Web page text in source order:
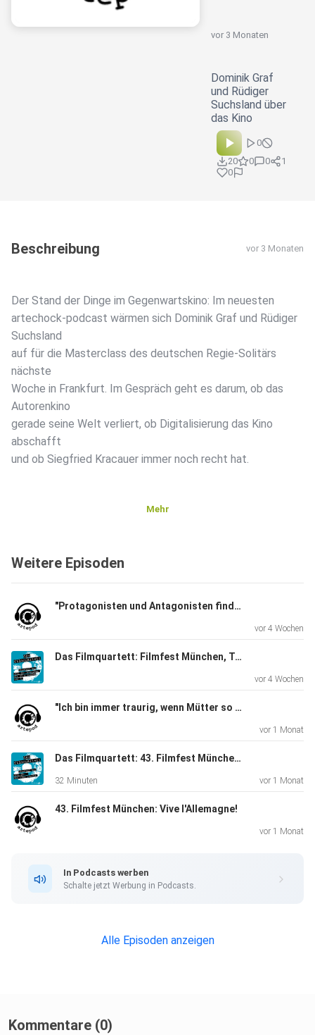
vor 3 Monaten
Dominik Graf
und Rüdiger
Suchsland über
das Kino
0
20
0 0
1
0
Beschreibung vor 3 Monaten
Der Stand der Dinge im Gegenwartskino: Im neuesten
artechock-podcast wärmen sich Dominik Graf und Rüdiger
Suchsland
auf für die Masterclass des deutschen Regie-Solitärs
nächste
Woche in Frankfurt. Im Gespräch geht es darum, ob das
Autorenkino
gerade seine Welt verliert, ob Digitalisierung das Kino
abschafft
und ob Siegfried Kracauer immer noch recht hat.
Mehr
Weitere Episoden
"Protagonisten und Antagonisten finde ich langweilig"
vor 4 Wochen
Das Filmquartett: Filmfest München, Teil 03
vor 4 Wochen
"Ich bin immer traurig, wenn Mütter so einseitig verurteilt werden." Schauspielerin Corinna Harfouch und Regisseurin Pauline Roenneberg über Hilflosigkeit und Manipulation und ihre Zusammenarbeit in "Kalter Hund"
vor 1 Monat
Das Filmquartett: 43. Filmfest München, Folge 02: CineRebels
32 Minuten vor 1 Monat
43. Filmfest München: Vive l'Allemagne!
vor 1 Monat
In Podcasts werben
Schalte jetzt Werbung in Podcasts.
Alle Episoden anzeigen
Kommentare (0)